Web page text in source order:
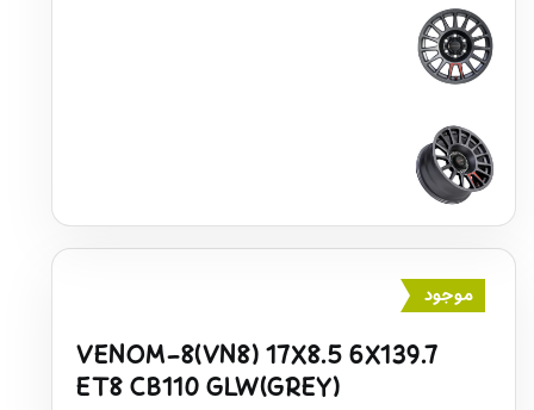
موجود
VENOM-8(VN8) 17X8.5 6X139.7
ET8 CB110 GLW(GREY)